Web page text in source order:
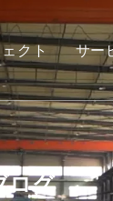
クト サー
ログ